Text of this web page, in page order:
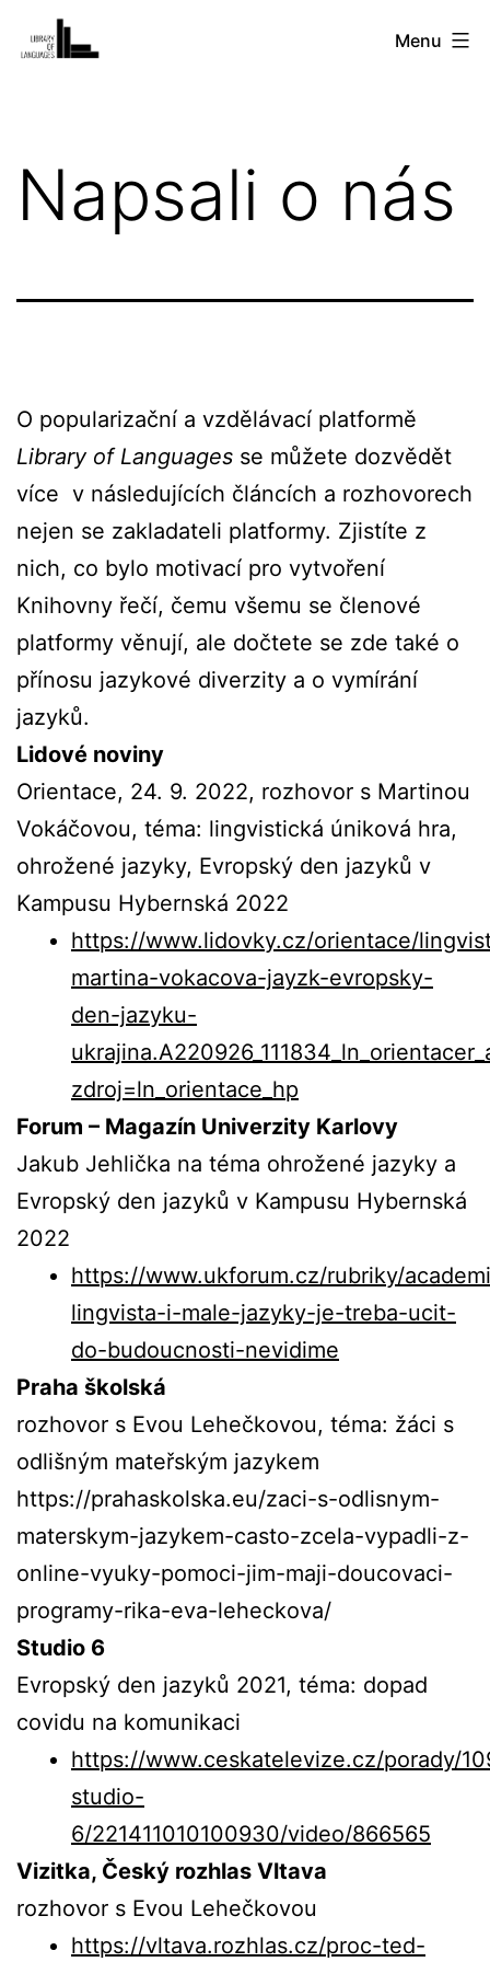
Library
Knihovna
řečí
Menu
Napsali o nás
O popularizační a vzdělávací platformě
Library of Languages se můžete dozvědět
více v následujících článcích a rozhovorech
nejen se zakladateli platformy. Zjistíte z
nich, co bylo motivací pro vytvoření
Knihovny řečí, čemu všemu se členové
platformy věnují, ale dočtete se zde také o
přínosu jazykové diverzity a o vymírání
jazyků.
Lidové noviny
Orientace, 24. 9. 2022, rozhovor s Martinou
Vokáčovou, téma: lingvistická úniková hra,
ohrožené jazyky, Evropský den jazyků v
Kampusu Hybernská 2022
https://www.lidovky.cz/orientace/
martina-vokacova-jayzk-evropsky-
den-jazyku-
zdroj=ln_orientace_hp
Forum – Magazín Univerzity Karlovy
Jakub Jehlička na téma ohrožené jazyky a
Evropský den jazyků v Kampusu Hybernská
2022
https://www.ukforum.cz/rubriky/
lingvista-i-male-jazyky-je-treba-ucit-
do-budoucnosti-nevidime
Praha školská
rozhovor s Evou Lehečkovou, téma: žáci s
odlišným mateřským jazykem
https://prahaskolska.eu/zaci-s-odlisnym-
materskym-jazykem-casto-zcela-vypadli-z-
online-vyuky-pomoci-jim-maji-doucovaci-
programy-rika-eva-leheckova/
Studio 6
Evropský den jazyků 2021, téma: dopad
covidu na komunikaci
https://www.ceskatelevize.cz/porady/
studio-
6/221411010100930/video/866565
Vizitka, Český rozhlas Vltava
rozhovor s Evou Lehečkovou
https://vltava.rozhlas.cz/proc-ted-